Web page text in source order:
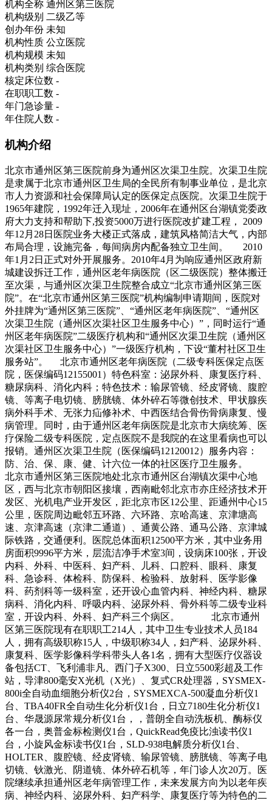
机构全称 通州区第三医院
机构级别 二级乙等
创办年份 未知
机构性质 公立医院
机构规模 未知
机构类别 综合医院
核定床位数 -
在职职工数 -
年门急诊量 -
年住院人数 -
机构介绍
北京市通州区第三医院前身为通州区次渠卫生院。次渠卫生院
是隶属于北京市通州区卫生局的全民所有制事业单位，是北京
市人力资源和社会保障局认定的医保定点医院。次渠卫生院于
1965年建院，1992年迁入现址，2006年在通州区台湖镇党委政
府大力支持和帮助下,投资5000万进行医院改扩建工程， 2009
年12月28日医院业务大楼正式落成，建筑风格简洁大气，内部
布局合理，设施完备，每间病房内配备独立卫生间。 2010
年1月2日正式对外开展服务。2010年4月为响应通州区政府新
城建设拆迁工作，通州区老年病医院（区二级医院）整体搬迁
至次渠，与通州区次渠卫生院整合成立“北京市通州区第三医
院”。在“北京市通州区第三医院”机构编制申请期间，医院对
外挂牌为“通州区第三医院”、“通州区老年病医院”、“通州区
次渠卫生院（通州区次渠社区卫生服务中心）”，同时运行“通
州区老年病医院”二级医疗机构和“通州区次渠卫生院（通州区
次渠社区卫生服务中心）”一级医疗机构，下设“董村社区卫生
服务站”。 北京市通州区老年病医院（二级专科医保定点医
院，医保编码12155001）特色科室：泌尿外科、康复医疗科、
糖尿病科、消化内科；特色技术：输尿管镜、经皮肾镜、腹腔
镜、等离子电切镜、膀胱镜、体外碎石等微创技术、甲状腺疾
病外科手术、无张力疝修补术、中西医结合骨伤骨病康复、慢
病管理。同时，由于通州区老年病医院是北京市大病统筹、医
疗保险二级专科医院，定点医院不是我院的在这里看病也可以
报销。通州区次渠卫生院（医保编码12120012）服务内容：
防、治、保、康、健、计六位一体的社区医疗卫生服务。
北京市通州区第三医院地处北京市通州区台湖镇次渠中心地
区，西与北京市朝阳区接壤，西南毗邻北京市亦庄经济技术开
发区、光机电产业开发区，距北京市区12公里、距通州中心15
公里，医院周边毗邻五环路、六环路、京哈高速、京津塘高
速、京津高速（京津二通道）、通黄公路、通马公路、京津城
际铁路，交通便利。医院总体面积12500平方米，其中业务用
房面积9996平方米，层流洁净手术室3间，设病床100张，开设
内科、外科、中医科、妇产科、儿科、口腔科、眼科、康复
科、急诊科、体检科、防保科、检验科、放射科、医学影像
科、药剂科等一级科室，还开设心血管内科、神经内科、糖尿
病科、消化内科、呼吸内科、泌尿外科、骨外科等二级专业科
室，开设内科、外科、妇产科三个病区。 北京市通州
区第三医院现有在职职工214人，其中卫生专业技术人员184
人，拥有高级职称15人，中级职称34人，妇产科、泌尿外科、
康复科、医学影像科学科带头人各1名，拥有大型医疗仪器设
备包括CT、飞利浦非凡、西门子X300、日立5500彩超及工作
站，导津800毫安X光机（X光）、复式CR处理器，SYSMEX-
800i全自动血细胞分析仪2台，SYSMEXCA-500凝血分析仪1
台、TBA40FR全自动生化分析仪1台，日立7180生化分析仪1
台、华晟源尿常规分析仪1台，，普朗全自动洗板机、酶标仪
各一台，奥普金标检测仪1台，QuickRead免疫比浊读书仪1
台，小旋风金标读书仪1台，SLD-938电解质分析仪1台、
HOLTER、腹腔镜、经皮肾镜、输尿管镜、膀胱镜、等离子电
切镜、钬激光、阴道镜、体外碎石机等，年门诊人次20万。医
院继续承担通州区老年病管理工作，未来发展方向为以老年疾
病、神经内科、泌尿外科、妇产科学、康复医疗等为特色的二